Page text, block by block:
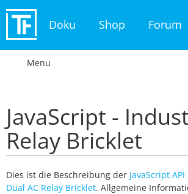
Doku Shop Forum
Menu
JavaScript -
Relay Bricklet
Dies ist die Beschreibung der JavaScript
Dual AC Relay Bricklet. Allgemeine